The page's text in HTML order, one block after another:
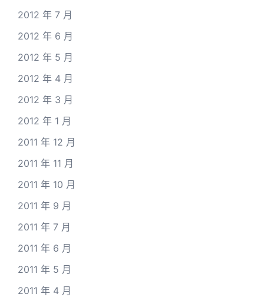
2012 年 7 月
2012 年 6 月
2012 年 5 月
2012 年 4 月
2012 年 3 月
2012 年 1 月
2011 年 12 月
2011 年 11 月
2011 年 10 月
2011 年 9 月
2011 年 7 月
2011 年 6 月
2011 年 5 月
2011 年 4 月